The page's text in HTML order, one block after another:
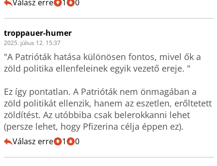
Válasz erre 1 0
troppauer-humer
2025. július 12. 15:37
"A Patrióták hatása különösen fontos, mivel ők a
zöld politika ellenfeleinek egyik vezető ereje. "
Ez így pontatlan. A Patrióták nem önmagában a
zöld politikát ellenzik, hanem az eszetlen, erőltetett
zöldítést. Az utóbbiba csak belerokkanni lehet
(persze lehet, hogy Pfizerina célja éppen ez).
Válasz erre 1 0